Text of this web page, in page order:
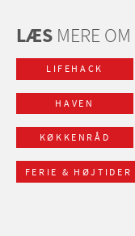
LÆS MERE OM
LIFEHACK
HAVEN
KØKKENRÅD
FERIE & HØJTIDER